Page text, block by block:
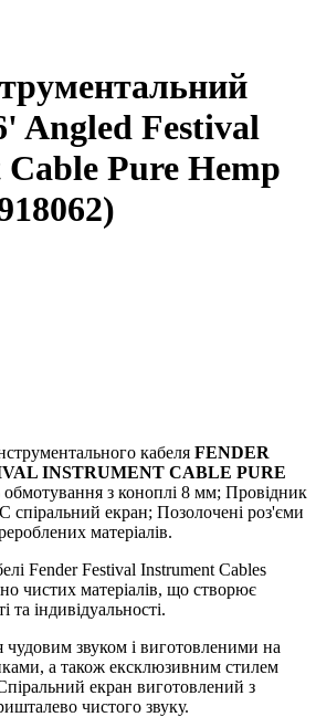
Angled Festival
Pure Hemp
кабеля FENDER
INSTRUMENT CABLE PURE
обмотування з коноплі 8 мм; Провідник
спіральний екран; Позолочені роз'єми
матеріалів.
Fender Festival Instrument Cables
чистих матеріалів, що створює
та індивідуальності.
чудовим звуком і виготовленими на
а також ексклюзивним стилем
екран виготовлений з
чистого звуку.